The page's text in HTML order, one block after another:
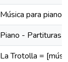
Música para piano
Piano - Partituras
La Trotolla =